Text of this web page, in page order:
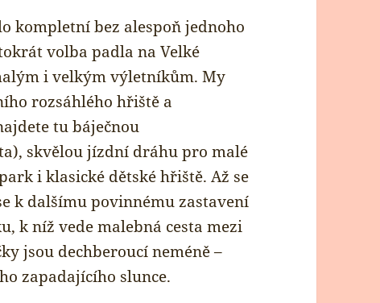
kompletní bez alespoň jednoho
volba padla na Velké
i velkým výletníkům. My
rozsáhlého hřiště a
tu báječnou
skvělou jízdní dráhu pro malé
i klasické dětské hřiště. Až se
k dalšímu povinnému zastavení
k níž vede malebná cesta mezi
jsou dechberoucí neméně –
zapadajícího slunce.